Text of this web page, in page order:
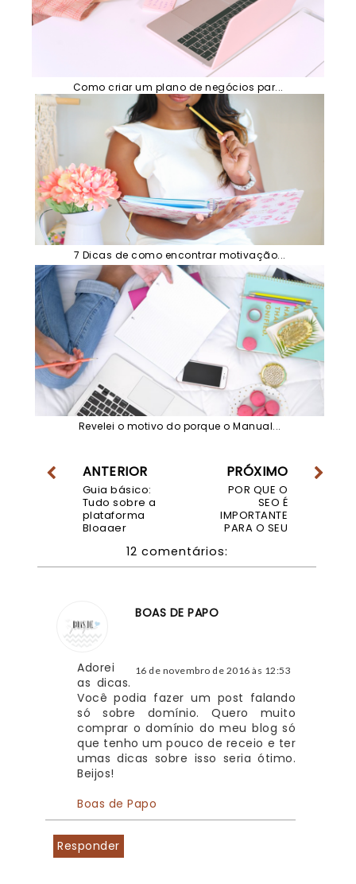
Como criar um plano de negócios par...
7 Dicas de como encontrar motivação...
Revelei o motivo do porque o Manual...
PRÓXIMO
POR QUE O
SEO É
IMPORTANTE
PARA O SEU
ANTERIOR
Guia básico:
Tudo sobre a
plataforma
Blogger
12 comentários:
BOAS DE PAPO
16 de novembro de 2016 às 12:53
Adorei
as dicas.
Você podia fazer um post falando
só sobre domínio. Quero muito
comprar o domínio do meu blog só
que tenho um pouco de receio e ter
umas dicas sobre isso seria ótimo.
Beijos!
Boas de Papo
Responder